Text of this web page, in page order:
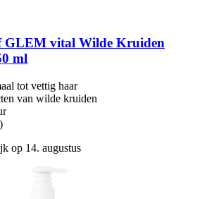
GLEM vital Wilde Kruiden
ml
tot vettig haar
van wilde kruiden
op 14. augustus